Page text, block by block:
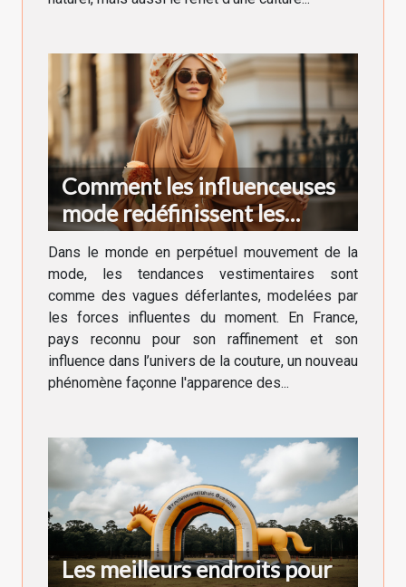
Comment les influenceuses
mode redéfinissent les
tendances vestimentaires en
France
Dans le monde en perpétuel mouvement de la
mode, les tendances vestimentaires sont
comme des vagues déferlantes, modelées par
les forces influentes du moment. En France,
pays reconnu pour son raffinement et son
influence dans l’univers de la couture, un nouveau
phénomène façonne l'apparence des...
Les meilleurs endroits pour